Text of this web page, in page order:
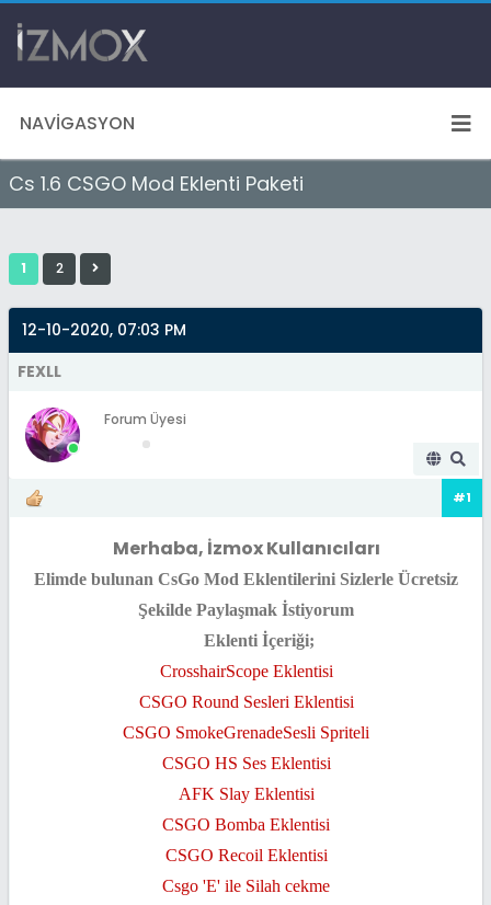
NAVIGASYON
Cs 1.6 CSGO Mod Eklenti Paketi
1 2
12-10-2020, 07:03 PM
FEXLL
Forum Üyesi
#1
Merhaba, İzmox Kullanıcıları
Elimde bulunan CsGo Mod Eklentilerini Sizlerle Ücretsiz
Şekilde Paylaşmak İstiyorum
Eklenti İçeriği;
CrosshairScope Eklentisi
CSGO Round Sesleri Eklentisi
CSGO SmokeGrenadeSesli Spriteli
CSGO HS Ses Eklentisi
AFK Slay Eklentisi
CSGO Bomba Eklentisi
CSGO Recoil Eklentisi
Csgo 'E' ile Silah cekme